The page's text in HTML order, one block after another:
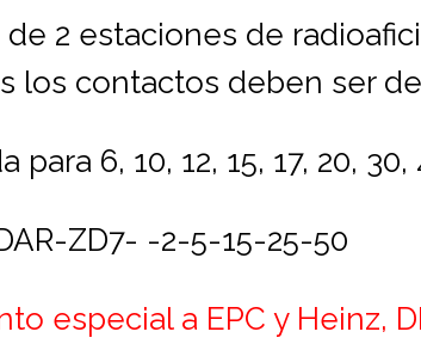
2 estaciones de
los contactos deben ser
6, 10, 12, 15, 17, 20, 30,
ZD7- -2-5-15-25-50
especial a EPC y Heinz,